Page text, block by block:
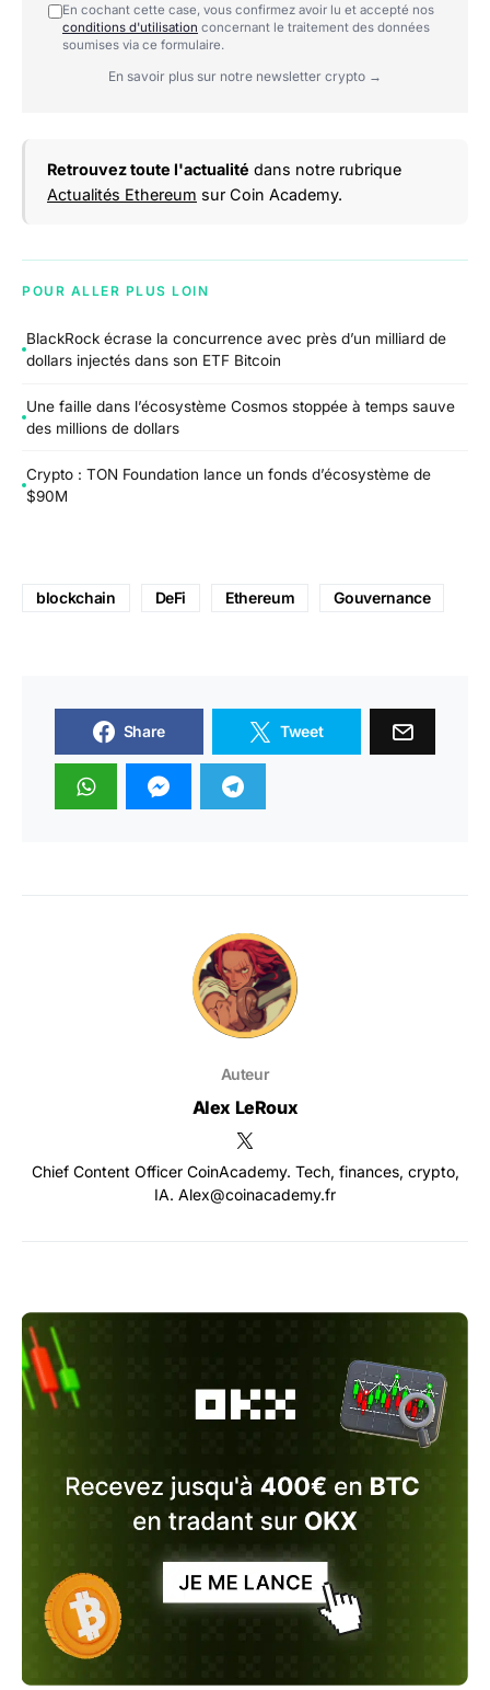
En cochant cette case, vous confirmez avoir lu et accepté nos
conditions d'utilisation concernant le traitement des données
soumises via ce formulaire.
En savoir plus sur notre newsletter crypto →
Retrouvez toute l'actualité dans notre rubrique
Actualités Ethereum sur Coin Academy.
POUR ALLER PLUS LOIN
BlackRock écrase la concurrence avec près d’un milliard de
dollars injectés dans son ETF Bitcoin
Une faille dans l’écosystème Cosmos stoppée à temps sauve
des millions de dollars
Crypto : TON Foundation lance un fonds d’écosystème de
$90M
blockchain DeFi Ethereum Gouvernance
Share Tweet
Auteur
Alex LeRoux
Chief Content Officer CoinAcademy. Tech, finances, crypto,
IA. Alex@coinacademy.fr